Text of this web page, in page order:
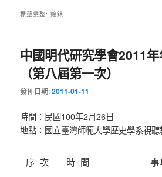
標籤彙整:鐘錶
中國明代研究學會2011
（第八屆第一次）
發佈日期:2011-01-11
時間：民國100年2月26日
地點：國立臺灣師範大學歷史學系視聽
序 次 時 間
事